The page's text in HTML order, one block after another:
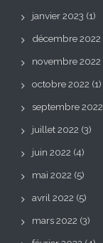
janvier 2023 (1)
décembre 2022
novembre 2022
octobre 2022 (1)
septembre 2022
juillet 2022 (3)
juin 2022 (4)
mai 2022 (5)
avril 2022 (5)
mars 2022 (3)